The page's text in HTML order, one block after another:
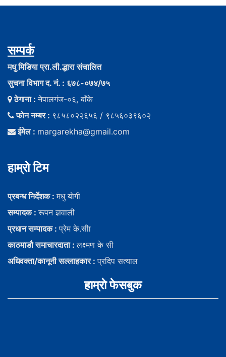
सम्पर्क
मधु मिडिया प्रा.ली.द्धारा संचालित
सुचना विभाग द. नं. : ६७८-०७४/७५
ठेगाना :नेपालगंज-०६, बाँके
फोन नम्बर : ९८५८०२२६५६ / ९८५६०३९६०२
ईमेल : margarekha@gmail.com
हाम्राे टिम
प्रबन्ध निर्देशक :मधु याेगी
सम्पादक :रूपन ज्ञवाली
प्रधान सम्पादक :प्रेम के.सीा
काठमाडौ समाचारदाता :लक्ष्मण के सी
अधिवक्ता/कानूनी सल्लाहकार :प्रदिप सत्याल
हाम्राे फेसबुक